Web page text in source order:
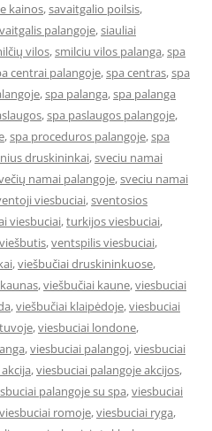
kainos,savaitgalio poilsis,
palangoje,siauliai
vilos,smilciu vilos palanga,spa
centrai palangoje,spa centras,spa
,spa palanga,spa palanga
,spa paslaugos palangoje,
,spa proceduros palangoje,spa
druskininkai,sveciu namai
namai palangoje,sveciu namai
viesbuciai,sventosios
viesbuciai,turkijos viesbuciai,
,ventspilis viesbuciai,
,viešbučiai druskininkuose,
,viešbučiai kaune,viesbuciai
,viešbučiai klaipėdoje,viesbuciai
,viesbuciai londone,
,viesbuciai palangoj,viesbuciai
,viesbuciai palangoje akcijos,
palangoje su spa,viesbuciai
viesbuciai romoje,viesbuciai ryga,